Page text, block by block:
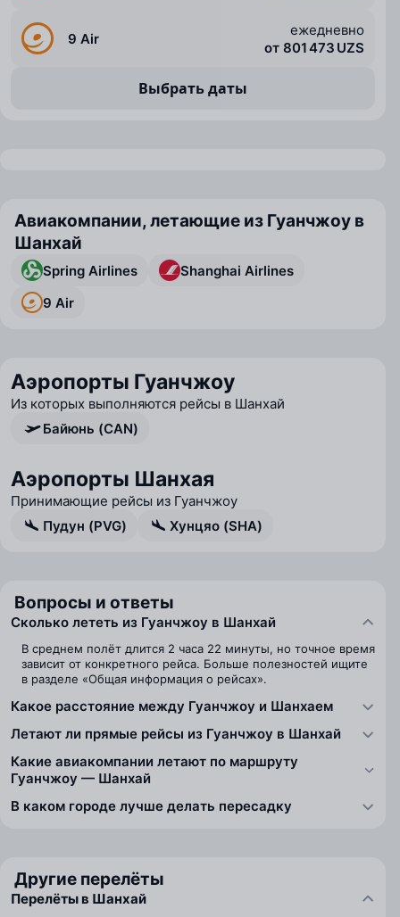
9 Air
ежедневно
от 801 473 UZS
Выбрать даты
Авиакомпании, летающие из Гуанчжоу в
Шанхай
Spring Airlines
Shanghai Airlines
9 Air
Аэропорты Гуанчжоу
Из которых выполняются рейсы в Шанхай
Байюнь (CAN)
Аэропорты Шанхая
Принимающие рейсы из Гуанчжоу
Пудун (PVG)
Хунцяо (SHA)
Вопросы и ответы
Сколько лететь из Гуанчжоу в Шанхай
В среднем полёт длится 2 часа 22 минуты, но точное время
зависит от конкретного рейса. Больше полезностей ищите
в разделе «Общая информация о рейсах».
Какое расстояние между Гуанчжоу и Шанхаем
Летают ли прямые рейсы из Гуанчжоу в Шанхай
Какие авиакомпании летают по маршруту
Гуанчжоу — Шанхай
В каком городе лучше делать пересадку
Другие перелёты
Перелёты в Шанхай